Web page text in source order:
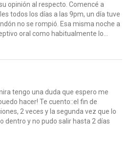
opinión al respecto. Comencé a
todos los días a las 9pm, un día tuve
no se rompió. Esa misma noche a
oral como habitualmente lo...
tengo una duda que espero me
hacer! Te cuento::el fin de
2 veces y la segunda vez que lo
dentro y no pudo salir hasta 2 días